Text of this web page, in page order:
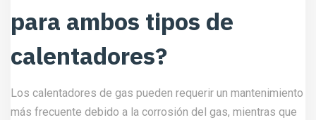
para ambos tipos de
calentadores?
Los calentadores de gas pueden requerir un mantenimiento
más frecuente debido a la corrosión del gas, mientras que